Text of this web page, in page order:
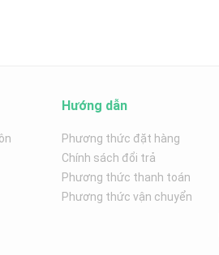
Hướng dẫn
Phương thức đặt hàng
Chính sách đổi trả
Phương thức thanh toán
Phương thức vận chuyển